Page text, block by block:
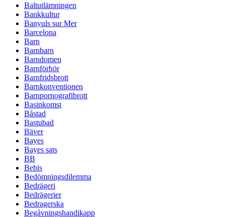
Baltutlämningen
Bankkultur
Banyuls sur Mer
Barcelona
Barn
Barnbarn
Barndomen
Barnförhör
Barnfridsbrott
Barnkonventionen
Barnpornografibrott
Basinkomst
Båstad
Bastubad
Bäver
Bayes
Bayes sats
BB
Bebis
Bedömningsdilemma
Bedrägeri
Bedrägerier
Bedragerska
Begåvningshandikapp